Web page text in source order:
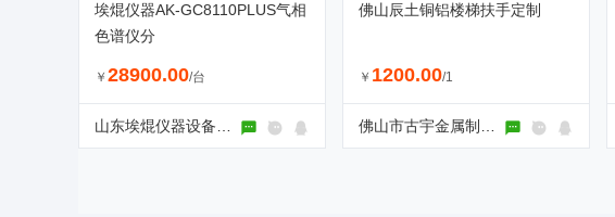
埃焜仪器AK-GC8110PLUS气相
色谱仪分
￥ 28900.00/台
佛山辰土铜铝楼梯扶手定制
￥ 1200.00/1